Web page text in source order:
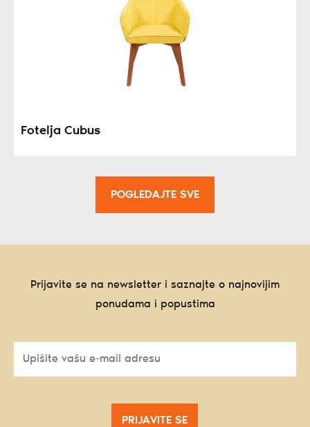
Fotelja Cubus
POGLEDAJTE SVE
Prijavite se na newsletter i saznajte o najnovijim
ponudama i popustima
PRIJAVITE SE